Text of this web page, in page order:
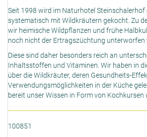
Seit 1998 wird im Naturhotel Steinschalerhof
systematisch mit Wildkräutern gekocht. Zu
wir heimische Wildpflanzen und frühe
noch nicht der Ertragszüchtung unterworfen
Diese sind daher besonders reich an
Inhaltsstoffen und Vitaminen. Wir haben in
über die Wildkräuter, deren Gesundheits-
Verwendungsmöglichkeiten in der Küche
bereit unser Wissen in Form von Kochkursen
100851